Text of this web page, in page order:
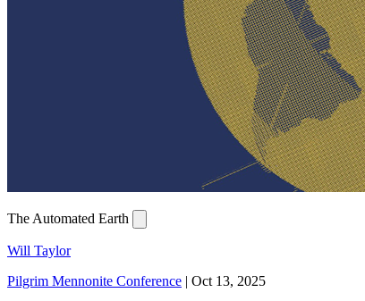
The Automated Earth
Will Taylor
Pilgrim Mennonite Conference | Oct 13, 2025